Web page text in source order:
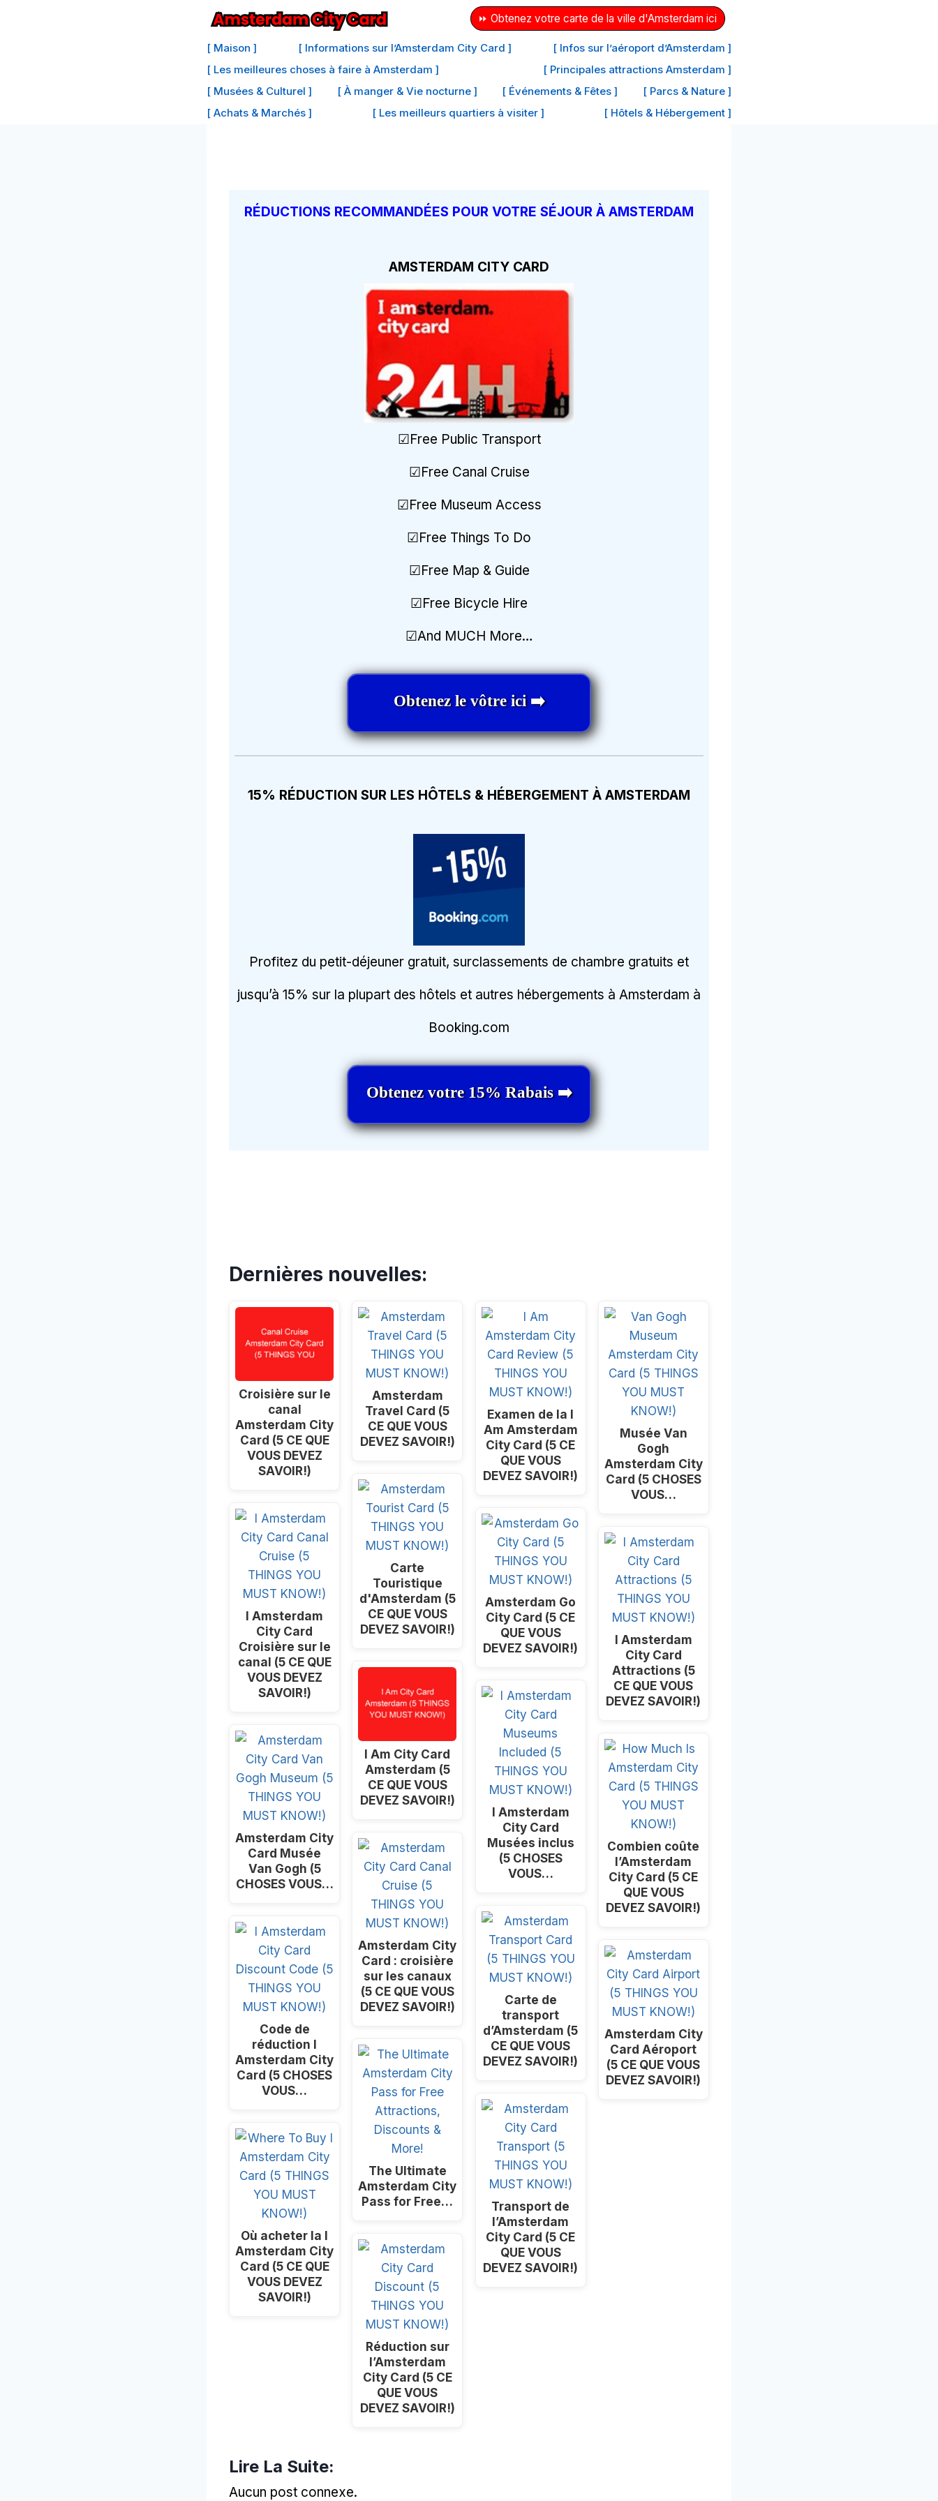
⏩ Obtenez votre carte de la ville d'Amsterdam ici
[ Maison ] [ Informations sur l’Amsterdam City Card ]
[ Infos sur l’aéroport d’Amsterdam ]
[ Les meilleures choses à faire à Amsterdam ]
[ Principales attractions Amsterdam ]
[ Musées & Culturel ]
[ À manger & Vie nocturne ] [ Événements & Fêtes ]
[ Parcs & Nature ]
[ Achats & Marchés ]
[ Les meilleurs quartiers à visiter ] [ Hôtels & Hébergement ]
RÉDUCTIONS RECOMMANDÉES POUR VOTRE SÉJOUR À AMSTERDAM
AMSTERDAM CITY CARD
☑Free Public Transport
☑Free Canal Cruise
☑Free Museum Access
☑Free Things To Do
☑Free Map & Guide
☑Free Bicycle Hire
☑And MUCH More…
Obtenez le vôtre ici ➡️
15% RÉDUCTION SUR LES HÔTELS & HÉBERGEMENT À AMSTERDAM
Profitez du petit-déjeuner gratuit, surclassements de chambre gratuits et
jusqu’à 15% sur la plupart des hôtels et autres hébergements à Amsterdam à
Booking.com
Obtenez votre 15% Rabais ➡️
Dernières nouvelles:
Croisière sur le
canal
Amsterdam City
Card (5 CE QUE
VOUS DEVEZ
SAVOIR!)
I Amsterdam
City Card
Croisière sur le
canal (5 CE QUE
VOUS DEVEZ
SAVOIR!)
Amsterdam City
Card Musée
Van Gogh (5
CHOSES VOUS…
Code de
réduction I
Amsterdam City
Card (5 CHOSES
VOUS…
Où acheter la I
Amsterdam City
Card (5 CE QUE
VOUS DEVEZ
SAVOIR!)
Amsterdam
Travel Card (5
CE QUE VOUS
DEVEZ SAVOIR!)
Carte
Touristique
d'Amsterdam (5
CE QUE VOUS
DEVEZ SAVOIR!)
I Am City Card
Amsterdam (5
CE QUE VOUS
DEVEZ SAVOIR!)
Amsterdam City
Card : croisière
sur les canaux
(5 CE QUE VOUS
DEVEZ SAVOIR!)
The Ultimate
Amsterdam City
Pass for Free…
Réduction sur
l’Amsterdam
City Card (5 CE
QUE VOUS
DEVEZ SAVOIR!)
Examen de la I
Am Amsterdam
City Card (5 CE
QUE VOUS
DEVEZ SAVOIR!)
Amsterdam Go
City Card (5 CE
QUE VOUS
DEVEZ SAVOIR!)
I Amsterdam
City Card
Musées inclus
(5 CHOSES
VOUS…
Carte de
transport
d’Amsterdam (5
CE QUE VOUS
DEVEZ SAVOIR!)
Transport de
l’Amsterdam
City Card (5 CE
QUE VOUS
DEVEZ SAVOIR!)
Musée Van
Gogh
Amsterdam City
Card (5 CHOSES
VOUS…
I Amsterdam
City Card
Attractions (5
CE QUE VOUS
DEVEZ SAVOIR!)
Combien coûte
l’Amsterdam
City Card (5 CE
QUE VOUS
DEVEZ SAVOIR!)
Amsterdam City
Card Aéroport
(5 CE QUE VOUS
DEVEZ SAVOIR!)
Lire La Suite:
Aucun post connexe.